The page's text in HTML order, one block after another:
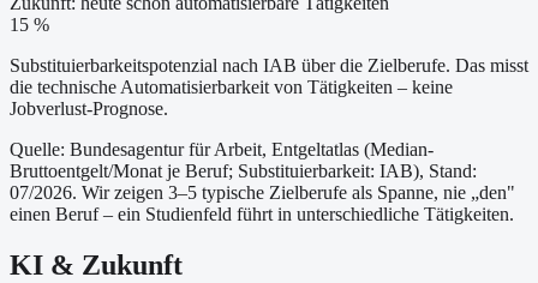
15 %
Substituierbarkeitspotenzial nach IAB über die Zielberufe. Das misst
die technische Automatisierbarkeit von Tätigkeiten – keine
Jobverlust-Prognose.
Quelle: Bundesagentur für Arbeit, Entgeltatlas (Median-
Bruttoentgelt/Monat je Beruf; Substituierbarkeit: IAB), Stand:
07/2026. Wir zeigen 3–5 typische Zielberufe als Spanne, nie „den"
einen Beruf – ein Studienfeld führt in unterschiedliche Tätigkeiten.
KI & Zukunft